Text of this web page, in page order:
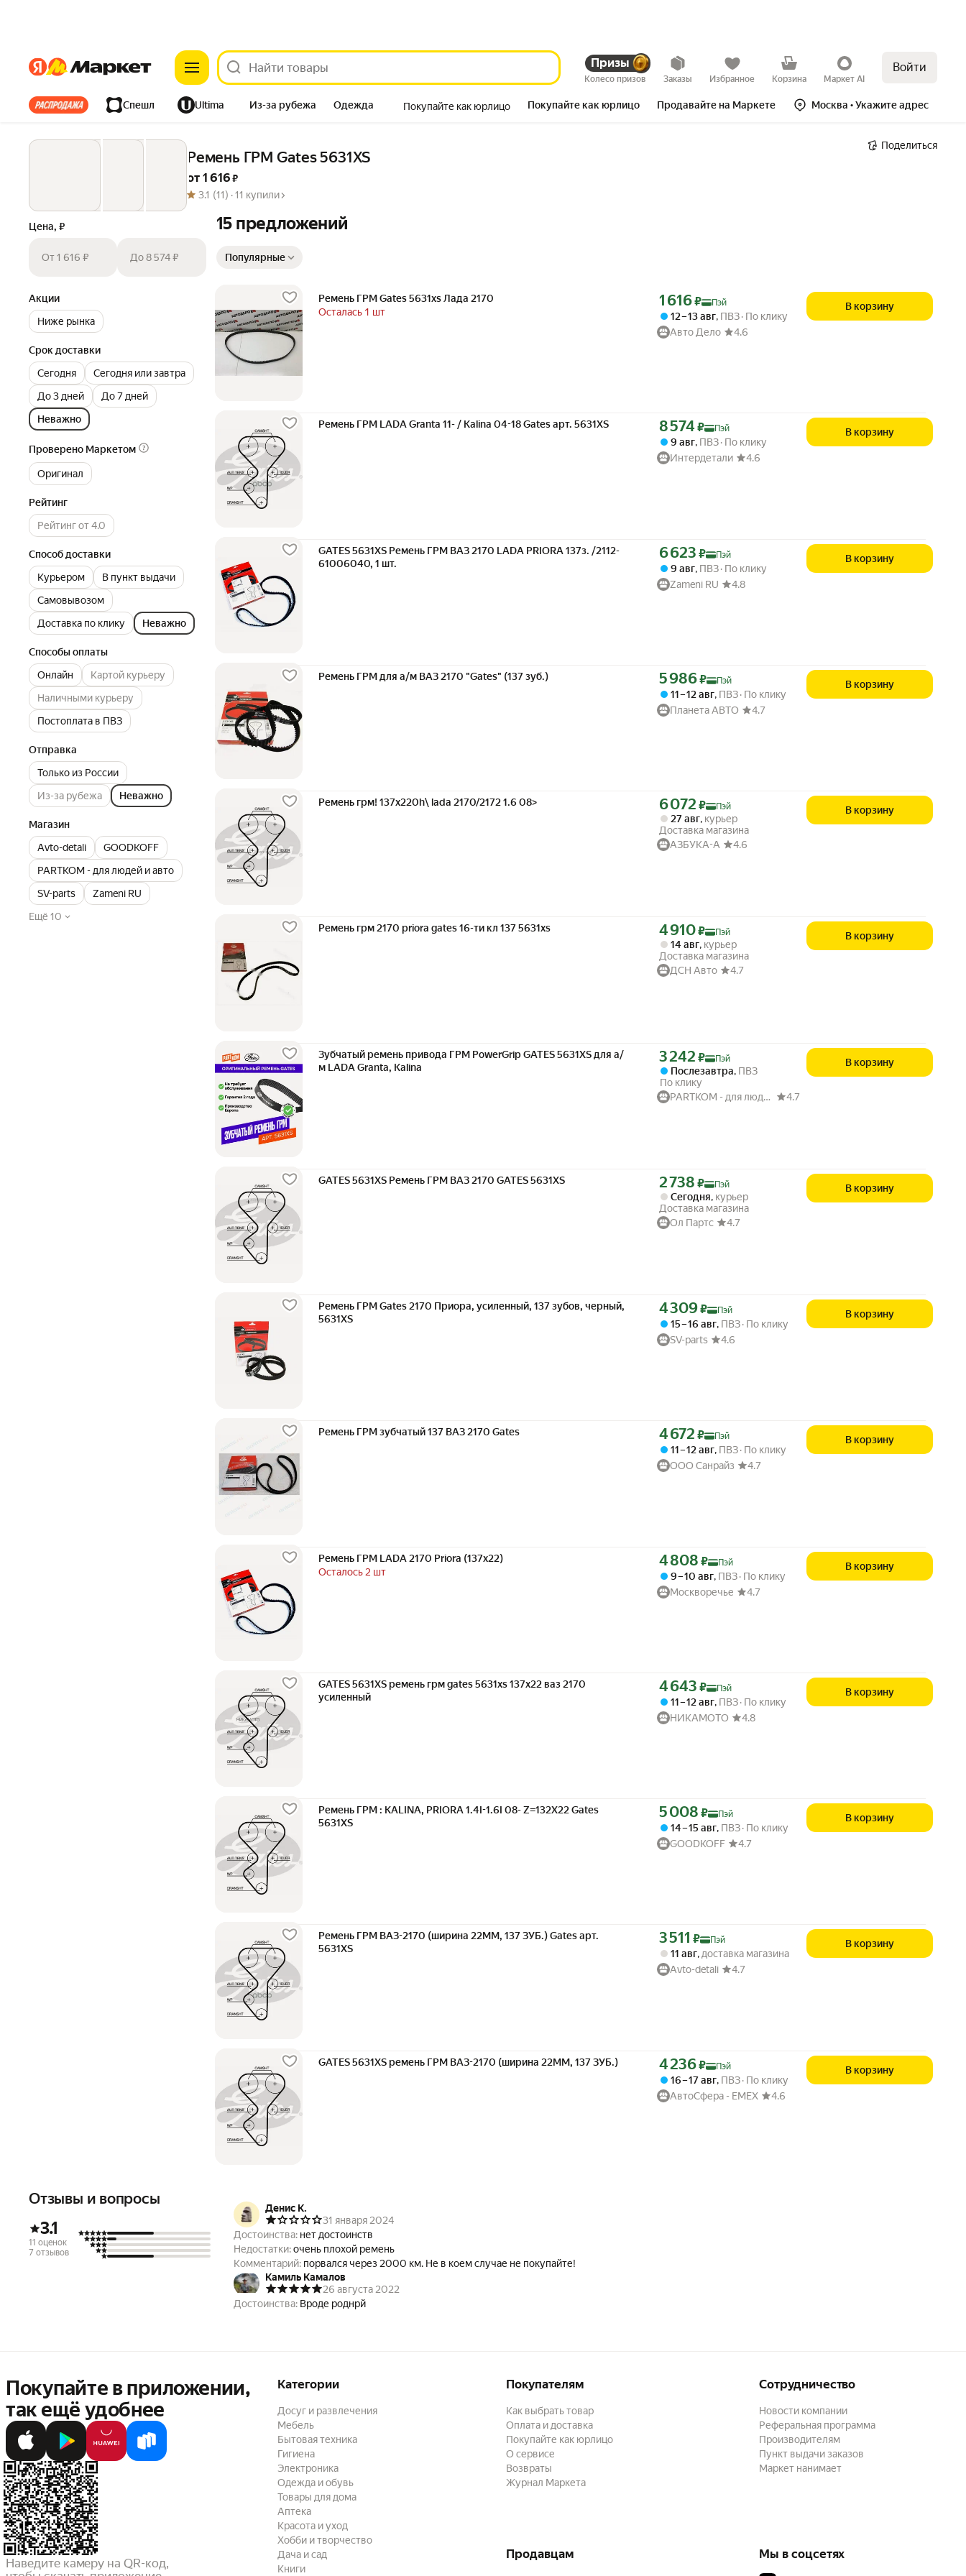
ЯндексЯндекс Призы
Колесо призов Заказы Избранное Корзина Маркет AI
Войти
Все хиты Спешл Ultima Из-за рубежа Одежда
Дом Ремонт Детям Красота
Покупайте как юрлицо Покупайте как юрлицо Продавайте на Маркете Москва • Укажите адрес
Ремень ГРМ Gates 5631XS
от 1 616 ₽
3.1 (11) ·11 купили
Поделиться
Цена, ₽
От 1 616 ₽ До 8 574 ₽
Акции
Ниже рынка
Срок доставки
Сегодня
Сегодня или завтра
До 3 дней
До 7 дней
Неважно
Проверено Маркетом
Оригинал
Рейтинг
Рейтинг от 4.0
Способ доставки
Курьером
В пункт выдачи
Самовывозом
Доставка по клику
Неважно
Способы оплаты
Онлайн
Картой курьеру
Наличными курьеру
Постоплата в ПВЗ
Отправка
Только из России
Из-за рубежа
Неважно
Магазин
Avto-detali
GOODKOFF
PARTKOM - для людей и авто
SV-parts
Zameni RU
Ещё 10
15 предложений
Популярные
Ремень ГРМ Gates 5631xs Лада 2170
Осталась 1 шт
Цена с картой Яндекс Пэй 1616 ₽ вместо
1 616₽ Пэй
12 – 13 авг, ПВЗ По клику
Авто Дело
4.6
В корзину
Ремень ГРМ LADA Granta 11- / Kalina 04-18 Gates арт. 5631XS Цена с картой Яндекс Пэй 8574 ₽ вместо
8 574 ₽ Пэй
9 авг, ПВЗ По клику
Интердетали
4.6
В корзину
GATES 5631XS Ремень ГРМ ВАЗ 2170 LADA PRIORA 137з. /2112-
61006040, 1 шт.
Цена с картой Яндекс Пэй 6623 ₽ вместо
6 623 ₽ Пэй
9 авг, ПВЗ По клику
Zameni RU
4.8
В корзину
Ремень ГРМ для а/м ВАЗ 2170 "Gates" (137 зуб.) Цена с картой Яндекс Пэй 5986 ₽ вместо
5 986₽ Пэй
11 – 12 авг, ПВЗ По клику
Планета АВТО
4.7
В корзину
Ремень грм! 137x220h\ lada 2170/2172 1.6 08> Цена с картой Яндекс Пэй 6072 ₽ вместо
6 072 ₽ Пэй
27 авг, курьер
Доставка магазина
АЗБУКА-А
4.6
В корзину
Ремень грм 2170 priora gates 16-ти кл 137 5631xs Цена с картой Яндекс Пэй 4910 ₽ вместо
4 910₽ Пэй
14 авг, курьер
Доставка магазина
ДСН Авто
4.7
В корзину
Зубчатый ремень привода ГРМ PowerGrip GATES 5631XS для а/
м LADA Granta, Kalina
Цена с картой Яндекс Пэй 3242 ₽ вместо
3 242 ₽ Пэй
Послезавтра, ПВЗ
По клику
PARTKOM - для людей и авто
4.7
В корзину
GATES 5631XS Ремень ГРМ ВАЗ 2170 GATES 5631XS Цена с картой Яндекс Пэй 2738 ₽ вместо
2 738 ₽ Пэй
Сегодня, курьер
Доставка магазина
Ол Партс
4.7
В корзину
Ремень ГРМ Gates 2170 Приора, усиленный, 137 зубов, черный,
5631XS
Цена с картой Яндекс Пэй 4309 ₽ вместо
4 309₽ Пэй
15 – 16 авг, ПВЗ По клику
SV-parts
4.6
В корзину
Ремень ГРМ зубчатый 137 ВАЗ 2170 Gates Цена с картой Яндекс Пэй 4672 ₽ вместо
4 672 ₽ Пэй
11 – 12 авг, ПВЗ По клику
ООО Санрайз
4.7
В корзину
Ремень ГРМ LADA 2170 Priora (137x22)
Осталось 2 шт
Цена с картой Яндекс Пэй 4808 ₽ вместо
4 808 ₽ Пэй
9 – 10 авг, ПВЗ По клику
Москворечье
4.7
В корзину
GATES 5631XS ремень грм gates 5631xs 137x22 ваз 2170
усиленный
Цена с картой Яндекс Пэй 4643 ₽ вместо
4 643 ₽ Пэй
11 – 12 авг, ПВЗ По клику
НИКАМОТО
4.8
В корзину
Ремень ГРМ : KALINA, PRIORA 1.4I-1.6I 08- Z=132X22 Gates
5631XS
Цена с картой Яндекс Пэй 5008 ₽ вместо
5 008 ₽ Пэй
14 – 15 авг, ПВЗ По клику
GOODKOFF
4.7
В корзину
Ремень ГРМ ВАЗ-2170 (ширина 22ММ, 137 ЗУБ.) Gates арт.
5631XS
Цена с картой Яндекс Пэй 3511 ₽ вместо
3 511 ₽ Пэй
11 авг,доставка магазина
Avto-detali
4.7
В корзину
GATES 5631XS ремень ГРМ ВАЗ-2170 (ширина 22ММ, 137 ЗУБ.) Цена с картой Яндекс Пэй 4236 ₽ вместо
4 236₽ Пэй
16 – 17 авг, ПВЗ По клику
АвтоСфера - ЕМЕХ
4.6
В корзину
Отзывы и вопросы
3.1
11 оценок
7 отзывов
Денис К.
31 января 2024
Достоинства: нет достоинств
Недостатки:очень плохой ремень
Комментарий: порвался через 2000 км. Не в коем случае не покупайте!
Камиль Камалов
26 августа 2022
Достоинства: Вроде роднрй
Покупайте в приложении,
так ещё удобнее
Наведите камеру на QR-код,
Категории
Досуг и развлечения
Мебель
Бытовая техника
Гигиена
Электроника
Одежда и обувь
Товары для дома
Аптека
Красота и уход
Хобби и творчество
Дача и сад
Книги
Покупателям
Как выбрать товар
Оплата и доставка
Покупайте как юрлицо
О сервисе
Возвраты
Журнал Маркета
Сотрудничество
Новости компании
Реферальная программа
Производителям
Пункт выдачи заказов
Маркет нанимает
Продавцам Мы в соцсетях